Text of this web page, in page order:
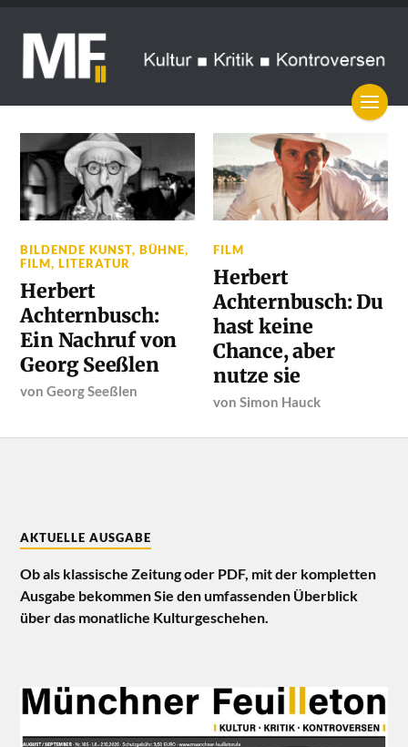
BILDENDE KUNST,BÜHNE,
FILM,LITERATUR
Herbert
Achternbusch:
Ein Nachruf von
Georg Seeßlen
vonGeorg Seeßlen
FILM
Herbert
Achternbusch: Du
hast keine
Chance, aber
nutze sie
vonSimon Hauck
AKTUELLE AUSGABE
Ob als klassische Zeitung oder PDF, mit der kompletten
Ausgabe bekommen Sie den umfassenden Überblick
über das monatliche Kulturgeschehen.